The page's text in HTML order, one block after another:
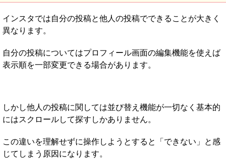
インスタでは自分の投稿と他人の投稿でできることが大きく
異なります。
自分の投稿についてはプロフィール画面の編集機能を使えば
表示順を一部変更できる場合があります。
しかし他人の投稿に関しては並び替え機能が一切なく基本的
にはスクロールして探すしかありません。
この違いを理解せずに操作しようとすると「できない」と感
じてしまう原因になります。